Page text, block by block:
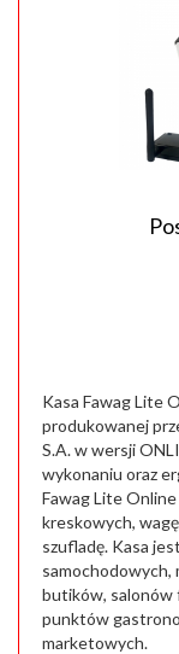
Kasa Fawag Lite
produkowanej
S.A. w wersji
wykonaniu oraz
Fawag Lite
kreskowych,
szufladę. Kasa
samochodowych,
butików, salonów
punktów
marketowych.